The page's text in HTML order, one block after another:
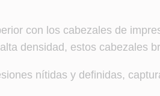
con los cabezales de
densidad, estos cabezales
nítidas y definidas,